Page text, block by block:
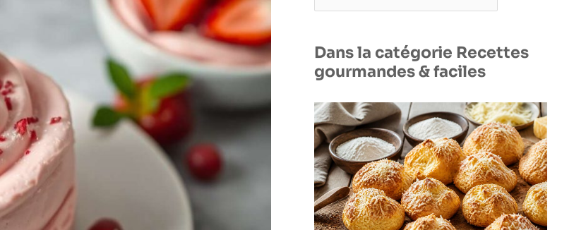
Dans la catégorie Recettes
gourmandes & faciles